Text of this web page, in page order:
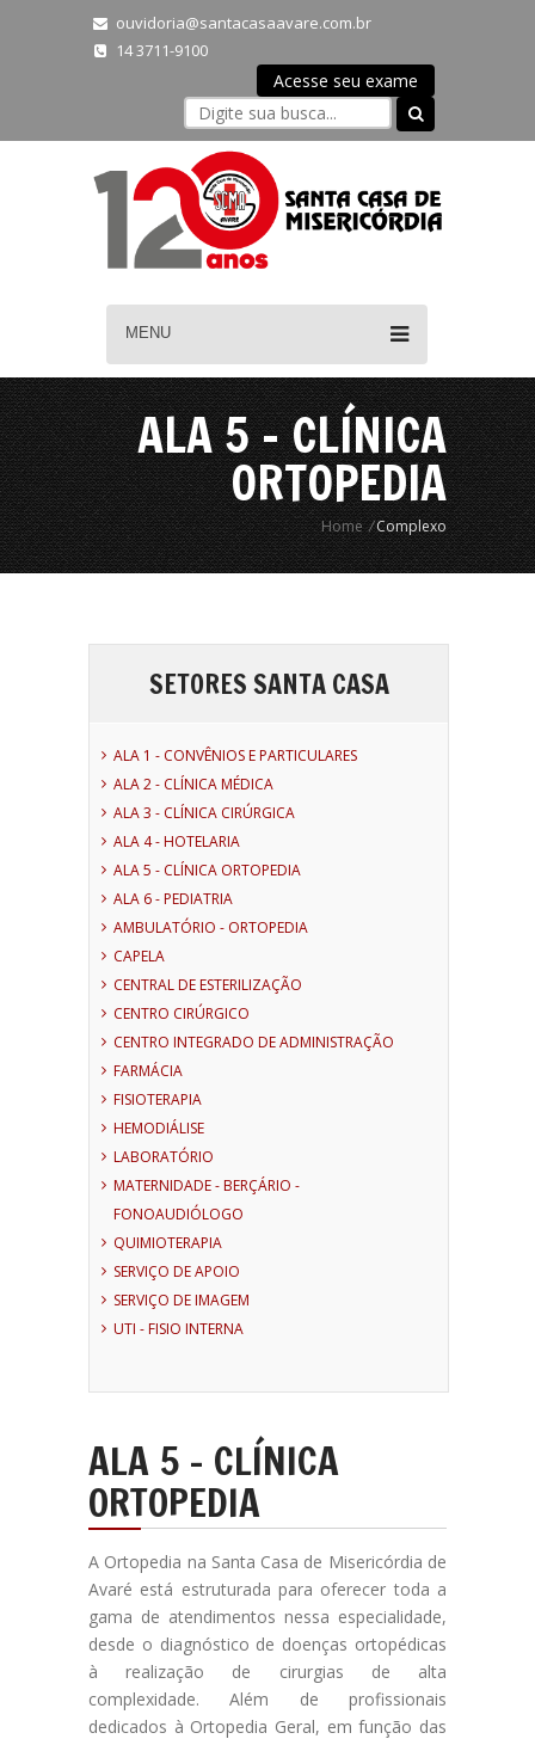
ouvidoria@santacasaavare.com.br
14 3711-9100
Acesse seu exame
MENU
ALA 5 - CLÍNICA
ORTOPEDIA
Home /Complexo
SETORES SANTA CASA
ALA 1 - CONVÊNIOS E PARTICULARES
ALA 2 - CLÍNICA MÉDICA
ALA 3 - CLÍNICA CIRÚRGICA
ALA 4 - HOTELARIA
ALA 5 - CLÍNICA ORTOPEDIA
ALA 6 - PEDIATRIA
AMBULATÓRIO - ORTOPEDIA
CAPELA
CENTRAL DE ESTERILIZAÇÃO
CENTRO CIRÚRGICO
CENTRO INTEGRADO DE ADMINISTRAÇÃO
FARMÁCIA
FISIOTERAPIA
HEMODIÁLISE
LABORATÓRIO
MATERNIDADE - BERÇÁRIO -
FONOAUDIÓLOGO
QUIMIOTERAPIA
SERVIÇO DE APOIO
SERVIÇO DE IMAGEM
UTI - FISIO INTERNA
ALA 5 - CLÍNICA
ORTOPEDIA
A Ortopedia na Santa Casa de Misericórdia de
Avaré está estruturada para oferecer toda a
gama de atendimentos nessa especialidade,
desde o diagnóstico de doenças ortopédicas
à realização de cirurgias de alta
complexidade. Além de profissionais
dedicados à Ortopedia Geral, em função das